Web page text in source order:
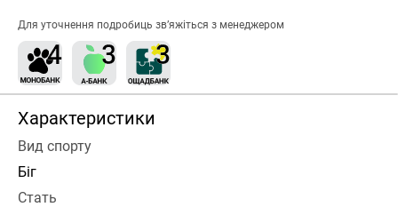
Для уточнення подробиць зв’яжіться з менеджером
Характеристики
Вид спорту
Біг
Стать